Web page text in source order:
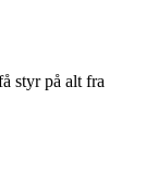
styr på alt fra